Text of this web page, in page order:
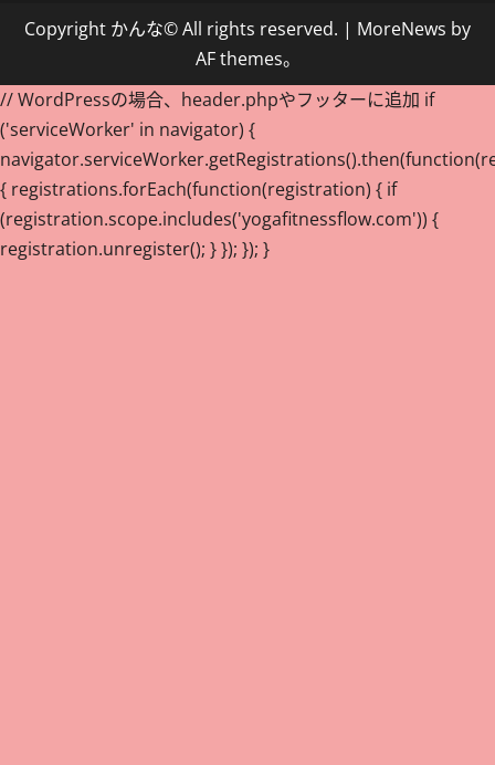
Copyright かんな© All rights reserved. | MoreNews by
AF themes。
// WordPressの場合、header.phpやフッターに追加 if
('serviceWorker' in navigator) {
{ registrations.forEach(function(registration) { if
(registration.scope.includes('yogafitnessflow.com')) {
registration.unregister(); } }); }); }